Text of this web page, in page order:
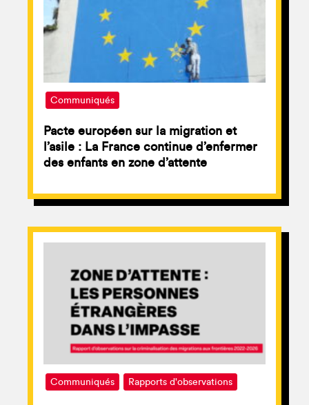
Communiqués
Pacte européen sur la migration et
l’asile : La France continue d’enfermer
des enfants en zone d’attente
Communiqués Rapports d'observations